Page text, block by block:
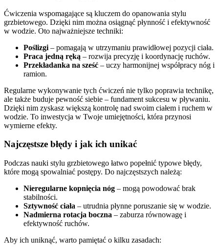
Ćwiczenia wspomagające są kluczem do opanowania stylu
grzbietowego. Dzięki nim można osiągnąć płynność i efektywność
w wodzie. Oto najważniejsze techniki:
Poślizgi – pomagają w utrzymaniu prawidłowej pozycji ciała.
Praca jedną ręką – rozwija precyzję i koordynację ruchów.
Przekładanka na sześć – uczy harmonijnej współpracy nóg i
ramion.
Regularne wykonywanie tych ćwiczeń nie tylko poprawia technikę,
ale także buduje pewność siebie – fundament sukcesu w pływaniu.
Dzięki nim zyskasz większą kontrolę nad swoim ciałem i ruchem w
wodzie. To inwestycja w Twoje umiejętności, która przynosi
wymierne efekty.
Najczęstsze błędy i jak ich unikać
Podczas nauki stylu grzbietowego łatwo popełnić typowe błędy,
które mogą spowalniać postępy. Do najczęstszych należą:
Nieregularne kopnięcia nóg – mogą powodować brak
stabilności.
Sztywność ciała – utrudnia płynne poruszanie się w wodzie.
Nadmierna rotacja boczna – zaburza równowagę i
efektywność ruchów.
Aby ich uniknąć, warto pamiętać o kilku zasadach: